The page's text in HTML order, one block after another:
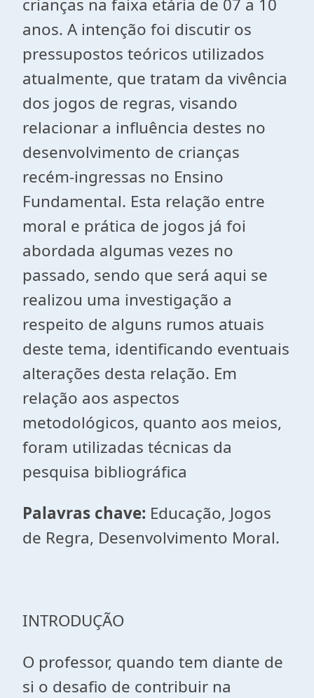
crianças na faixa etária de 07 a 10
anos. A intenção foi discutir os
pressupostos teóricos utilizados
atualmente, que tratam da vivência
dos jogos de regras, visando
relacionar a influência destes no
desenvolvimento de crianças
recém-ingressas no Ensino
Fundamental. Esta relação entre
moral e prática de jogos já foi
abordada algumas vezes no
passado, sendo que será aqui se
realizou uma investigação a
respeito de alguns rumos atuais
deste tema, identificando eventuais
alterações desta relação. Em
relação aos aspectos
metodológicos, quanto aos meios,
foram utilizadas técnicas da
pesquisa bibliográfica
Palavras chave: Educação, Jogos
de Regra, Desenvolvimento Moral.
INTRODUÇÃO
O professor, quando tem diante de
si o desafio de contribuir na